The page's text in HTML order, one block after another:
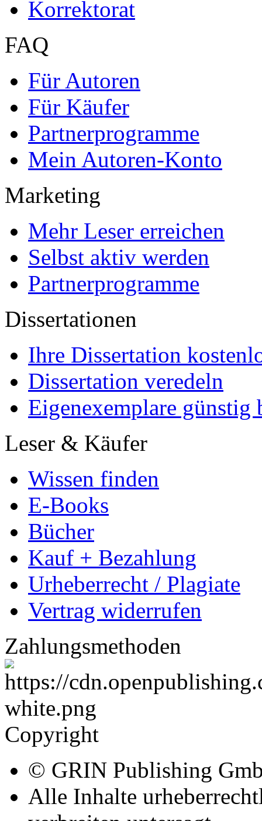
Korrektorat
FAQ
Für Autoren
Für Käufer
Partnerprogramme
Mein Autoren-Konto
Marketing
Mehr Leser erreichen
Selbst aktiv werden
Partnerprogramme
Dissertationen
Ihre Dissertation
Dissertation veredeln
Eigenexemplare günstig
Leser & Käufer
Wissen finden
E-Books
Bücher
Kauf + Bezahlung
Urheberrecht / Plagiate
Vertrag widerrufen
Zahlungsmethoden
Copyright
© GRIN Publishing
Alle Inhalte